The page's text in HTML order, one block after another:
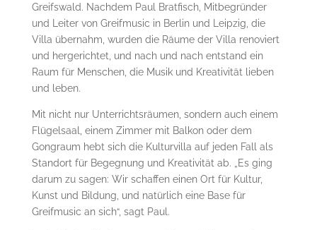
Greifswald. Nachdem Paul Bratfisch, Mitbegründer
und Leiter von Greifmusic in Berlin und Leipzig, die
Villa übernahm, wurden die Räume der Villa renoviert
und hergerichtet, und nach und nach entstand ein
Raum für Menschen, die Musik und Kreativität lieben
und leben.
Mit nicht nur Unterrichtsräumen, sondern auch einem
Flügelsaal, einem Zimmer mit Balkon oder dem
Gongraum hebt sich die Kulturvilla auf jeden Fall als
Standort für Begegnung und Kreativität ab. „Es ging
darum zu sagen: Wir schaffen einen Ort für Kultur,
Kunst und Bildung, und natürlich eine Base für
Greifmusic an sich“, sagt Paul.